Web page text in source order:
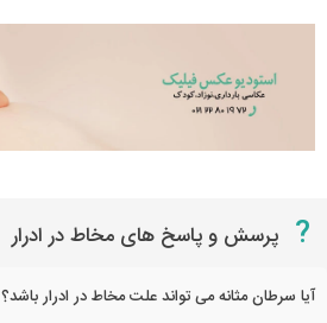
? پرسش و پاسخ های مخاط در ادرار
آیا سرطان مثانه می تواند علت مخاط در ادرار باشد؟